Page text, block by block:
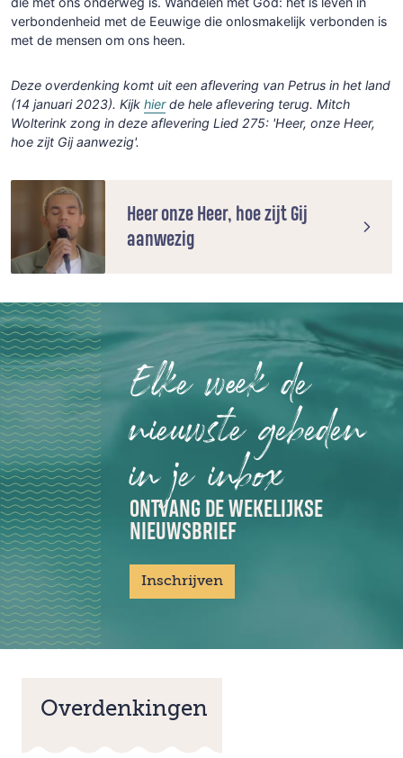
verbondenheid met de Eeuwige die onlosmakelijk verbonden is
met de mensen om ons heen.
Deze overdenking komt uit een aflevering van Petrus in het land
(14 januari 2023). Kijk hierde hele aflevering terug. Mitch
Wolterink zong in deze aflevering Lied 275: 'Heer, onze Heer,
hoe zijt Gij aanwezig'.
Heer onze Heer, hoe zijt Gij
aanwezig
Elke week de
nieuwste gebeden
in je inbox
ONTVANG DE WEKELIJKSE
NIEUWSBRIEF
Inschrijven
Overdenkingen